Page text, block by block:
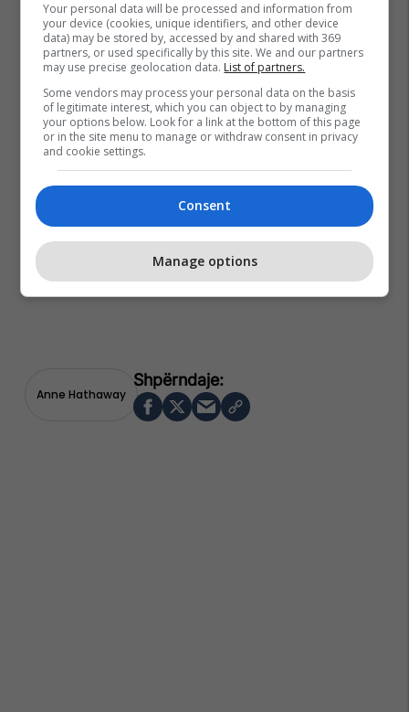
Anne Hathaway
Your personal data will be processed and information from
your device (cookies, unique identifiers, and other device
data) may be stored by, accessed by and shared with 369
partners, or used specifically by this site. We and our partners
may use precise geolocation data. List of partners.
Some vendors may process your personal data on the basis
of legitimate interest, which you can object to by managing
your options below. Look for a link at the bottom of this page
or in the site menu to manage or withdraw consent in privacy
and cookie settings.
Consent
Manage options